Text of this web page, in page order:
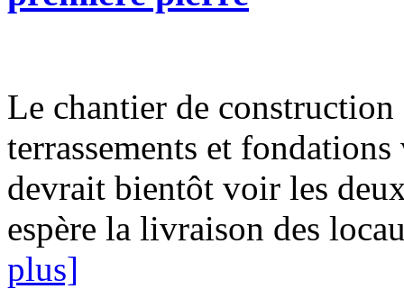
Le chantier de
terrassements et
devrait bientôt voir les
espère la livraison des
plus]